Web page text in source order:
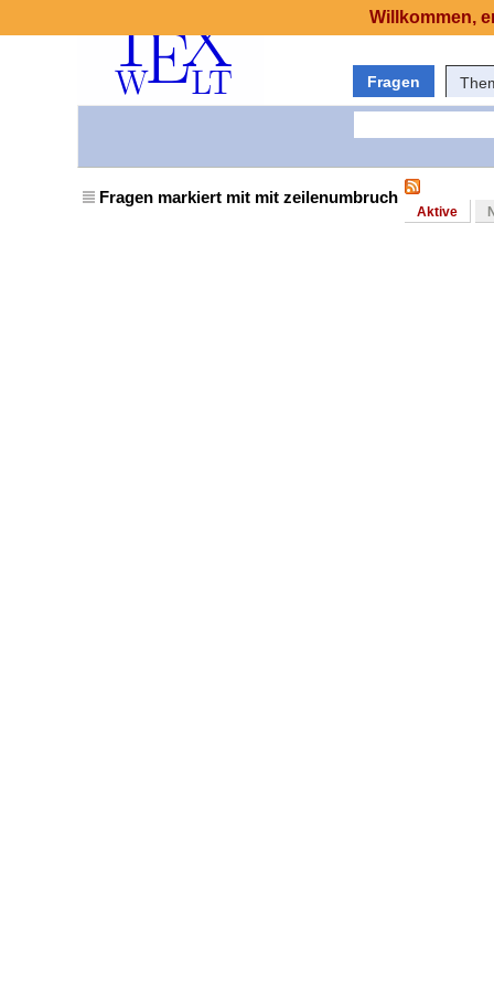
Fragen
Fragen markiert mit mit zeilenumbruch
Aktive
Willkommen,